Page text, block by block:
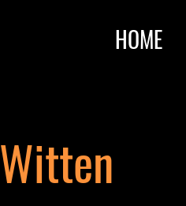
HOME
Witten